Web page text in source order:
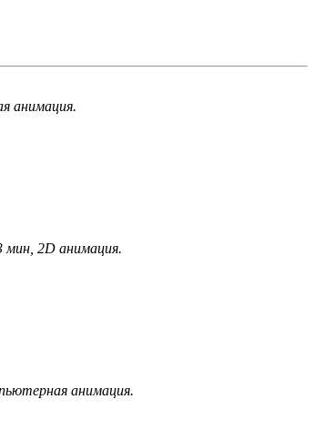
анимация.
2D анимация.
анимация.